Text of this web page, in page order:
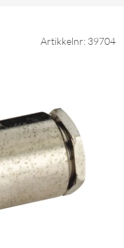
Artikkelnr: 39704